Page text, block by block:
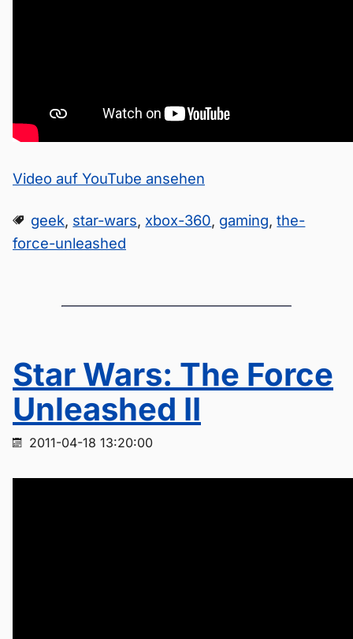
Video auf YouTube ansehen
geek, star-wars, xbox-360, gaming,the-
force-unleashed
Star Wars: The Force
Unleashed II
2011-04-18 13:20:00